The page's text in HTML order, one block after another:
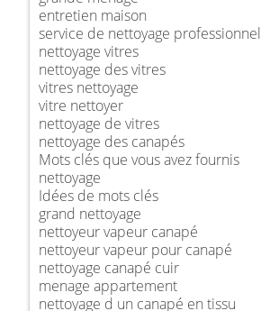
entretien maison
service de nettoyage professionnel
nettoyage vitres
nettoyage des vitres
vitres nettoyage
vitre nettoyer
nettoyage de vitres
nettoyage des canapés
Mots clés que vous avez fournis
nettoyage
Idées de mots clés
grand nettoyage
nettoyeur vapeur canapé
nettoyeur vapeur pour canapé
nettoyage canapé cuir
menage appartement
nettoyage d un canapé en tissu